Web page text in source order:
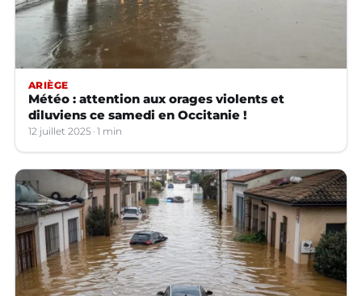
ARIÈGE
Météo : attention aux orages violents et
diluviens ce samedi en Occitanie !
12 juillet 2025 1 min